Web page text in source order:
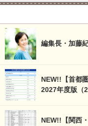
編集長・加藤
NEW!!【首都
2027年度版（
NEW!!【関西